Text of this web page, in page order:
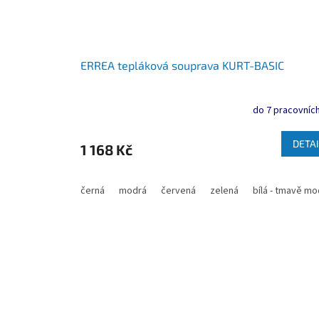
ERREA tepláková souprava KURT-BASIC
do 7
1 168 Kč
černá modrá červená zelená bílá - tmavě